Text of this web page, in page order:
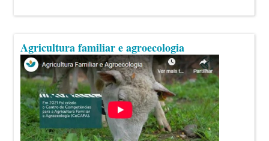
Agricultura familiar e agroecologia